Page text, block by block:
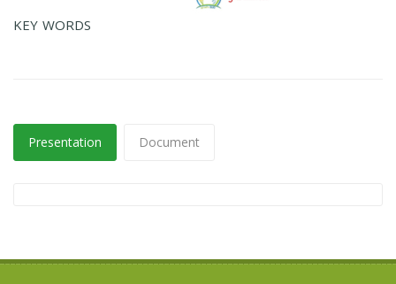
KEY WORDS
Presentation Document